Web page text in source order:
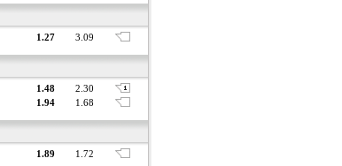
1.27 3.09
1.48 2.30
1.94 1.68
1.89 1.72